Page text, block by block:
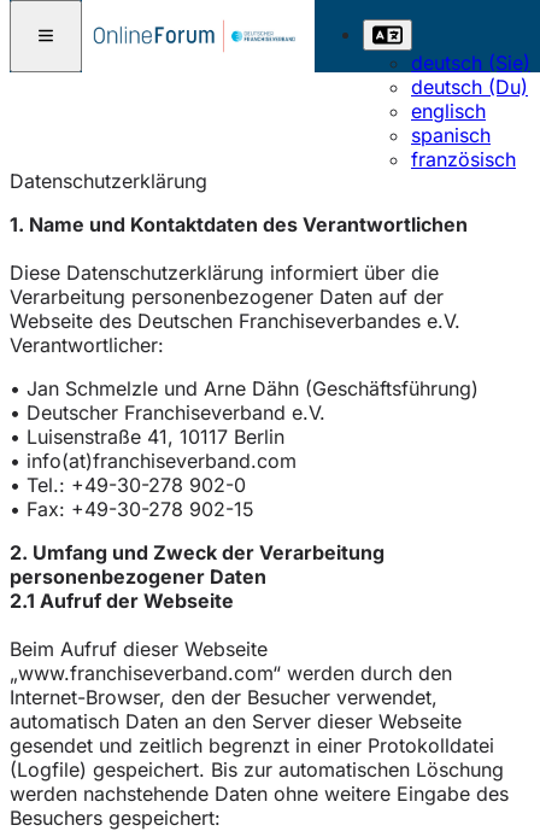
deutsch (Sie)
deutsch (Du)
englisch
spanisch
französisch
Datenschutzerklärung
1. Name und Kontaktdaten des Verantwortlichen
Diese Datenschutzerklärung informiert über die
Verarbeitung personenbezogener Daten auf der
Webseite des Deutschen Franchiseverbandes e.V.
Verantwortlicher:
• Jan Schmelzle und Arne Dähn (Geschäftsführung)
• Deutscher Franchiseverband e.V.
• Luisenstraße 41, 10117 Berlin
• info(at)franchiseverband.com
• Tel.: +49-30-278 902-0
• Fax: +49-30-278 902-15
2. Umfang und Zweck der Verarbeitung
personenbezogener Daten
2.1 Aufruf der Webseite
Beim Aufruf dieser Webseite
„www.franchiseverband.com“ werden durch den
Internet-Browser, den der Besucher verwendet,
automatisch Daten an den Server dieser Webseite
gesendet und zeitlich begrenzt in einer Protokolldatei
(Logfile) gespeichert. Bis zur automatischen Löschung
werden nachstehende Daten ohne weitere Eingabe des
Besuchers gespeichert: